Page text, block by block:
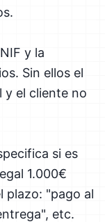
y la
Sin ellos el
y el cliente no
si es
1.000€
plazo: "pago al
etc.